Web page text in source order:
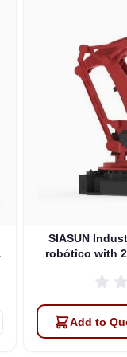
SIASUN
robótico with
Add to